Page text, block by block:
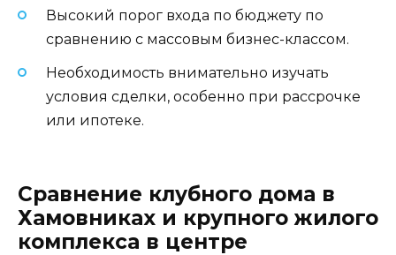
Высокий порог входа по бюджету по
сравнению с массовым бизнес-классом.
Необходимость внимательно изучать
условия сделки, особенно при рассрочке
или ипотеке.
Сравнение клубного дома в
Хамовниках и крупного жилого
комплекса в центре